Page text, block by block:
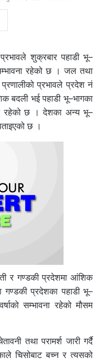
शुक्रबार पहाडी भू–
रहेको छ । जल तथा
प्रणालीको प्रभावले प्रदेश नं
बदली भई पहाडी भू–भागका
रहेको छ । देशका अन्य भू–
छ ।
र गण्डकी प्रदेशमा आंशिक
गण्डकी प्रदेशका पहाडी भू–
सम्भावना रहेको मौसम
तथा परामर्श जारी गर्दै
चिसोबाट बच्न र त्यसको